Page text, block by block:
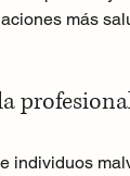
más
individuos